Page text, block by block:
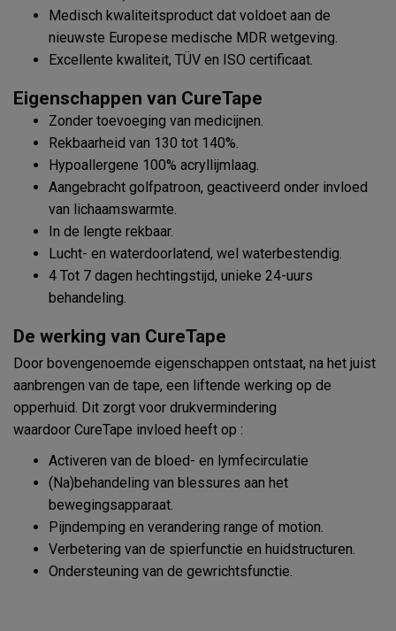
Medisch kwaliteitsproduct dat voldoet aan de
nieuwste Europese medische MDR wetgeving.
Excellente kwaliteit, TÜV en ISO certificaat.
Eigenschappen van CureTape
Zonder toevoeging van medicijnen.
Rekbaarheid van 130 tot 140%.
Hypoallergene 100% acryllijmlaag.
Aangebracht golfpatroon, geactiveerd onder invloed
van lichaamswarmte.
In de lengte rekbaar.
Lucht- en waterdoorlatend, wel waterbestendig.
4 Tot 7 dagen hechtingstijd, unieke 24-uurs
behandeling.
De werking van CureTape
Door bovengenoemde eigenschappen ontstaat, na het juist
aanbrengen van de tape, een liftende werking op de
opperhuid. Dit zorgt voor drukvermindering
waardoor CureTape invloed heeft op :
Activeren van de bloed- en lymfecirculatie
(Na)behandeling van blessures aan het
bewegingsapparaat.
Pijndemping en verandering range of motion.
Verbetering van de spierfunctie en huidstructuren.
Ondersteuning van de gewrichtsfunctie.